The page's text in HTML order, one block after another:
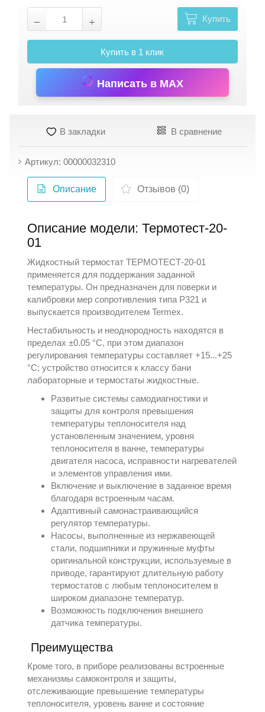
Купить
Купить в 1 клик
Написать в MAX
В закладки В сравнение
Артикул: 00000032310
Описание Отзывов (0)
Описание модели: Термотест-20-
01
Жидкостный термостат ТЕРМОТЕСТ-20-01
применяется для поддержания заданной
температуры. Он предназначен для поверки и
калибровки мер сопротивления типа Р321 и
выпускается производителемTermex.
Нестабильность и неоднородность находятся в
пределах ±0.05 °С, при этом диапазон
регулирования температуры составляет +15...+25
°С; устройство относится к классу бани
лабораторные и термостаты жидкостные.
Развитые системы самодиагностики и
защиты для контроля превышения
температуры теплоносителя над
установленным значением, уровня
теплоносителя в ванне, температуры
двигателя насоса, исправности нагревателей
и элементов управления ими.
Включение и выключение в заданное время
благодаря встроенным часам.
Адаптивный самонастраивающийся
регулятор температуры.
Насосы, выполненные из нержавеющей
стали, подшипники и пружинные муфты
оригинальной конструкции, используемые в
приводе, гарантируют длительную работу
термостатов с любым теплоносителем в
широком диапазоне температур.
Возможность подключения внешнего
датчика температуры.
Преимущества
Кроме того, в приборе реализованы встроенные
механизмы самоконтроля и защиты,
отслеживающие превышение температуры
теплоносителя, уровень ванне и состояние